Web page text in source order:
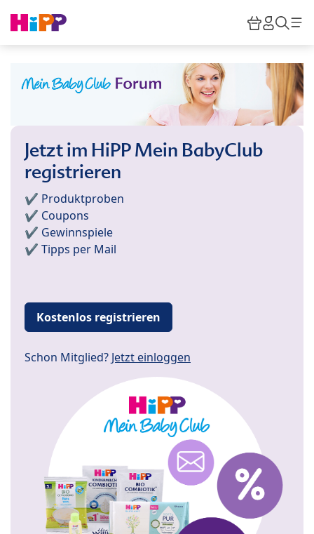
HiPP
Jetzt im HiPP Mein BabyClub
registrieren
✔️ Produktproben
✔️ Coupons
✔️ Gewinnspiele
✔️ Tipps per Mail
Kostenlos registrieren
Schon Mitglied? Jetzt einloggen